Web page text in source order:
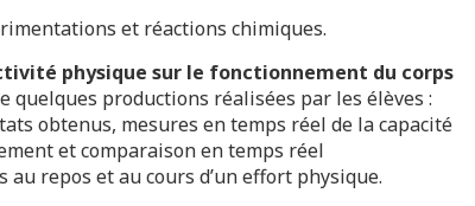
et réactions chimiques.
physique sur le fonctionnement du corps
quelques productions réalisées par les élèves :
obtenus, mesures en temps réel de la capacité
et comparaison en temps réel
au repos et au cours d’un effort physique.